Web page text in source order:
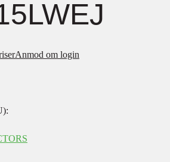
Anmod om login